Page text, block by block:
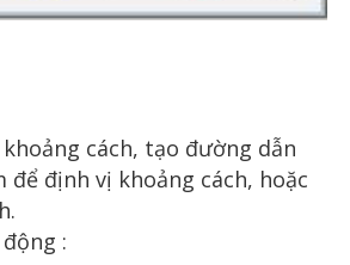
cách, tạo đường dẫn
để định vị khoảng cách, hoặc
: